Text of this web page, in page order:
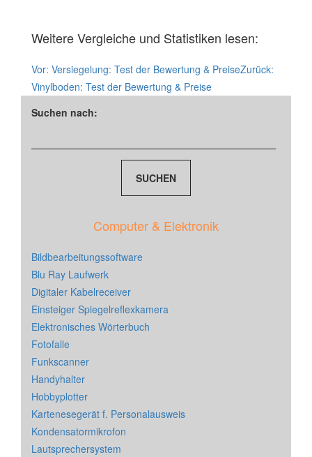
Weitere Vergleiche und Statistiken lesen:
Vor: Versiegelung: Test der Bewertung & PreiseZurück:
Vinylboden: Test der Bewertung & Preise
Suchen nach:
Computer & Elektronik
Bildbearbeitungssoftware
Blu Ray Laufwerk
Digitaler Kabelreceiver
Einsteiger Spiegelreflexkamera
Elektronisches Wörterbuch
Fotofalle
Funkscanner
Handyhalter
Hobbyplotter
Kartenesegerät f. Personalausweis
Kondensatormikrofon
Lautsprechersystem